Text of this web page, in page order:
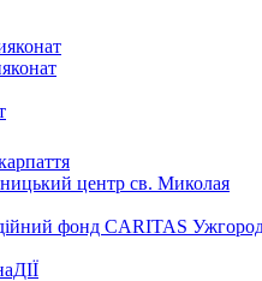
центр св. Миколая
фонд CARITAS